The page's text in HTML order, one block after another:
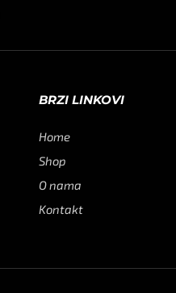
BRZI LINKOVI
Home
Shop
O nama
Kontakt